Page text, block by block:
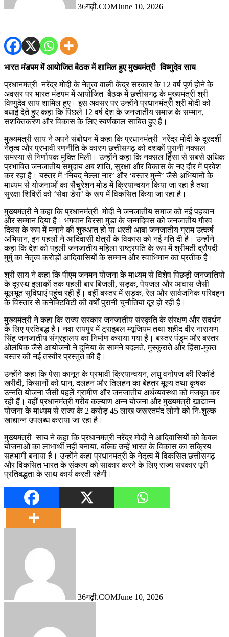
36गढ़ी.COMJune 10, 2026
भारत मंडपम में आयोजित बैठक में शामिल हुए मुख्यमंत्री विष्णुदेव साय
प्रधानमंत्री नरेंद्र मोदी के नेतृत्व वाली केंद्र सरकार के 12 वर्ष पूर्ण होने के
अवसर पर भारत मंडपम में आयोजित बैठक में छत्तीसगढ़ के मुख्यमंत्री श्री
विष्णुदेव साय शामिल हुए। इस अवसर पर उन्होंने प्रधानमंत्री श्री मोदी को
बधाई देते हुए कहा कि पिछले 12 वर्ष देश के जनजातीय समाज के सम्मान,
सशक्तिकरण और विकास के लिए स्वर्णकाल साबित हुए हैं।
मुख्यमंत्री साय ने अपने संबोधन में कहा कि प्रधानमंत्री नरेंद्र मोदी के दूरदर्शी
नेतृत्व और प्रभावी रणनीति के कारण छत्तीसगढ़ को दशकों पुरानी नक्सल
समस्या से निर्णायक मुक्ति मिली। उन्होंने कहा कि नक्सल हिंसा से सबसे अधिक
प्रभावित जनजातीय समुदाय अब शांति, सुरक्षा और विकास के नए दौर में प्रवेश
कर रहा है। बस्तर में ‘नियद नेल्ला नार’ और ‘बस्तर मुन्ने’ जैसे अभियानों के
माध्यम से योजनाओं का सैचुरेशन मोड में क्रियान्वयन किया जा रहा है तथा
सुरक्षा शिविरों को ‘सेवा डेरा’ के रूप में विकसित किया जा रहा है।
मुख्यमंत्री ने कहा कि प्रधानमंत्री मोदी ने जनजातीय समाज को नई पहचान
और सम्मान दिया है। भगवान बिरसा मुंडा के जन्मदिवस को जनजातीय गौरव
दिवस के रूप में मनाने की शुरुआत हो या धरती आबा जनजातीय ग्राम उत्कर्ष
अभियान, इन पहलों ने आदिवासी क्षेत्रों के विकास को नई गति दी है। उन्होंने
कहा कि देश को पहली जनजातीय महिला राष्ट्रपति के रूप में श्रीमती द्रौपदी
मुर्मु का नेतृत्व करोड़ों आदिवासियों के सम्मान और स्वाभिमान का प्रतीक है।
श्री साय ने कहा कि पीएम जनमन योजना के माध्यम से विशेष पिछड़ी जनजातियों
के दूरस्थ इलाकों तक पहली बार बिजली, सड़क, पेयजल और आवास जैसी
मूलभूत सुविधाएं पहुंच रही हैं। वहीं बस्तर में सड़क, रेल और सार्वजनिक परिवहन
के विस्तार से कनेक्टिविटी की वर्षों पुरानी चुनौतियां दूर हो रही हैं।
मुख्यमंत्री ने कहा कि राज्य सरकार जनजातीय संस्कृति के संरक्षण और संवर्धन
के लिए प्रतिबद्ध है। नवा रायपुर में ट्राइबल म्यूजियम तथा शहीद वीर नारायण
सिंह जनजातीय संग्रहालय का निर्माण कराया गया है। बस्तर पंडुम और बस्तर
ओलंपिक जैसे आयोजनों ने दुनिया के सामने बदलते, मुस्कुराते और हिंसा-मुक्त
बस्तर की नई तस्वीर प्रस्तुत की है।
उन्होंने कहा कि पेसा कानून के प्रभावी क्रियान्वयन, लघु वनोपज की रिकॉर्ड
खरीदी, किसानों को धान, दलहन और तिलहन का बेहतर मूल्य तथा कृषक
उन्नति योजना जैसी पहलें ग्रामीण और जनजातीय अर्थव्यवस्था को मजबूत कर
रही हैं। वहीं प्रधानमंत्री गरीब कल्याण अन्न योजना और मुख्यमंत्री खाद्यान्न
योजना के माध्यम से राज्य के 2 करोड़ 45 लाख जरूरतमंद लोगों को निःशुल्क
खाद्यान्न उपलब्ध कराया जा रहा है।
मुख्यमंत्री साय ने कहा कि प्रधानमंत्री नरेंद्र मोदी ने आदिवासियों को केवल
योजनाओं का लाभार्थी नहीं बनाया, बल्कि उन्हें भारत के विकास का सक्रिय
सहभागी बनाया है। उन्होंने कहा प्रधानमंत्री के नेतृत्व में विकसित छत्तीसगढ़
और विकसित भारत के संकल्प को साकार करने के लिए राज्य सरकार पूरी
प्रतिबद्धता के साथ कार्य करती रहेगी।
36गढ़ी.COMJune 10, 2026